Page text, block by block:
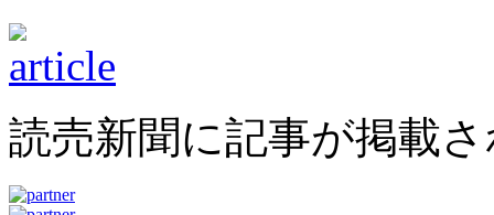
読売新聞に記事が掲載